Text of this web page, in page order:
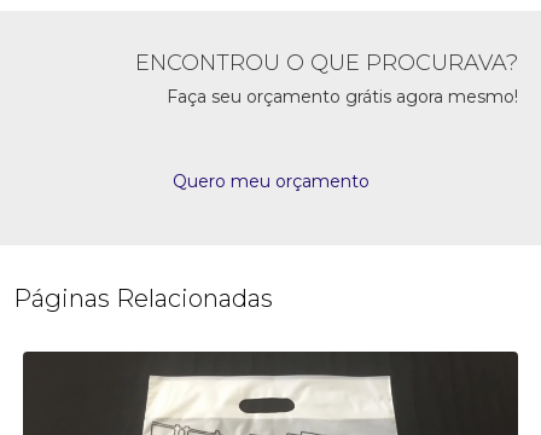
ENCONTROU O QUE PROCURAVA?
Faça seu orçamento grátis agora mesmo!
Quero meu orçamento
Páginas Relacionadas